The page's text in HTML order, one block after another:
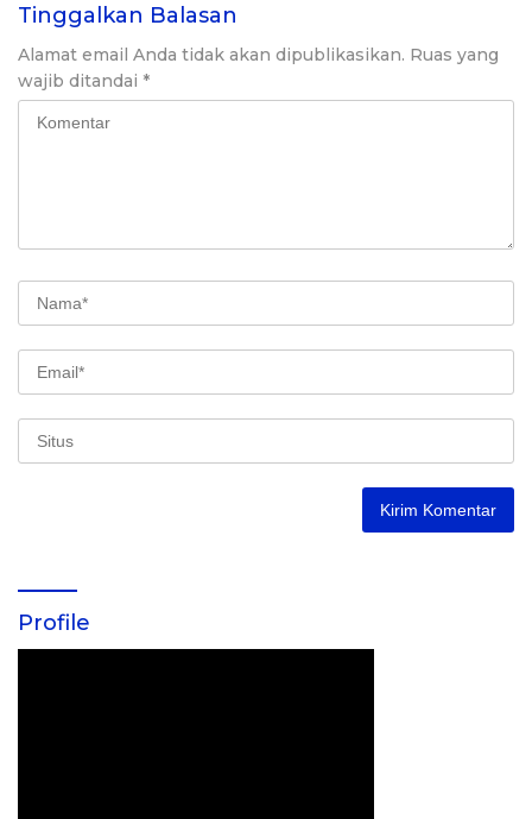
Tinggalkan Balasan
Alamat email Anda tidak akan dipublikasikan. Ruas yang
wajib ditandai *
Profile